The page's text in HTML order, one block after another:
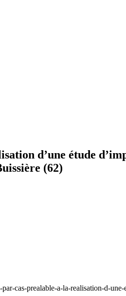
d’une étude
(62)
cas-prealable-a-la-realisation-d-